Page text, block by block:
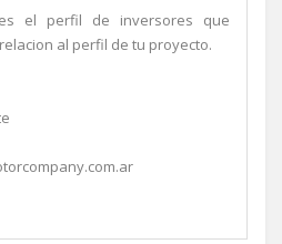
el perfil de inversores que
al perfil de tu proyecto.